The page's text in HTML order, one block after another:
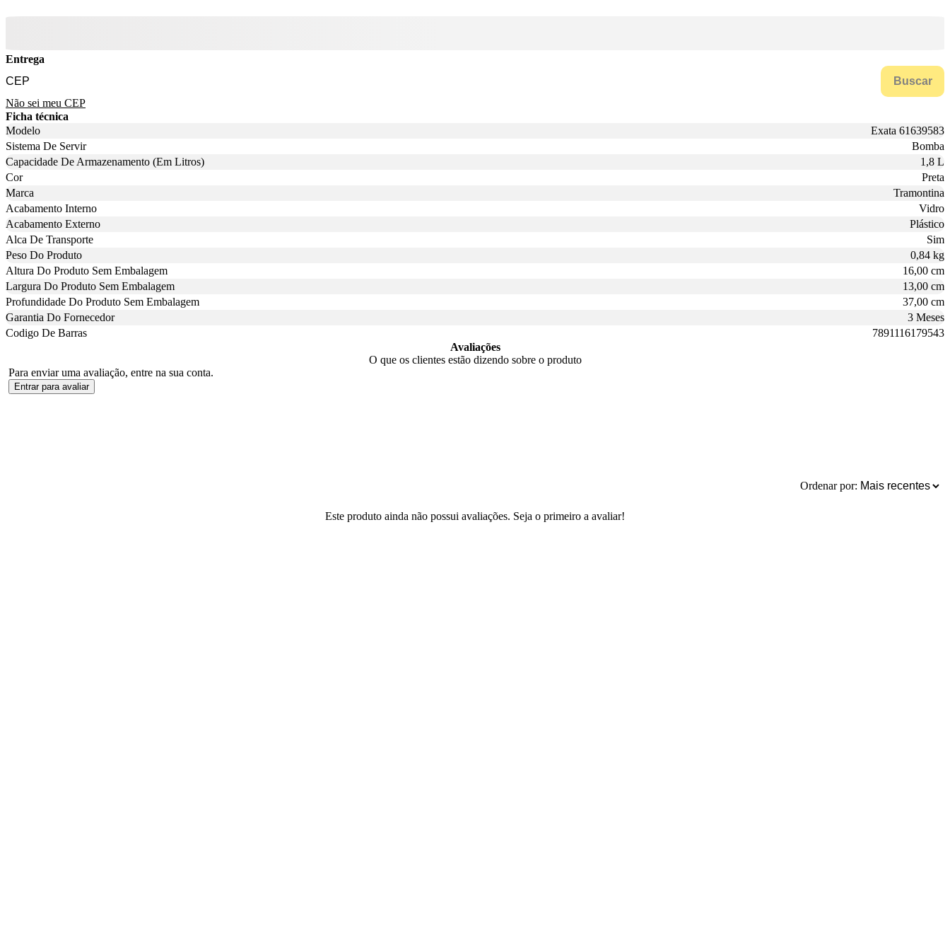
Entrega
Buscar
Não sei meu CEP
Ficha técnica
Modelo
Exata 61639583
Sistema De Servir
Bomba
Capacidade De Armazenamento (Em Litros)
1,8 L
Cor
Preta
Marca
Tramontina
Acabamento Interno
Vidro
Acabamento Externo
Plástico
Alca De Transporte
Sim
Peso Do Produto
0,84 kg
Altura Do Produto Sem Embalagem
16,00 cm
Largura Do Produto Sem Embalagem
13,00 cm
Profundidade Do Produto Sem Embalagem
37,00 cm
Garantia Do Fornecedor
3 Meses
Codigo De Barras
7891116179543
Avaliações
O que os clientes estão dizendo sobre o produto
Para enviar uma avaliação, entre na sua conta.
Entrar para avaliar
Ordenar por:
Este produto ainda não possui avaliações. Seja o primeiro a avaliar!